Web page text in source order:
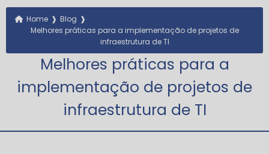
Home ❱ Blog ❱
Melhores práticas para a implementação de projetos de
infraestrutura de TI
Melhores práticas para a
implementação de projetos de
infraestrutura de TI